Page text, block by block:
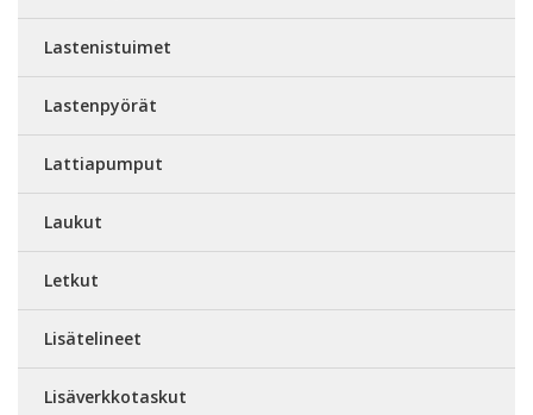
Lastenistuimet
Lastenpyörät
Lattiapumput
Laukut
Letkut
Lisätelineet
Lisäverkkotaskut